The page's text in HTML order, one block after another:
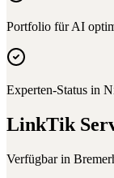
Portfolio für AI
Experten-Status in
LinkTik
Verfügbar in